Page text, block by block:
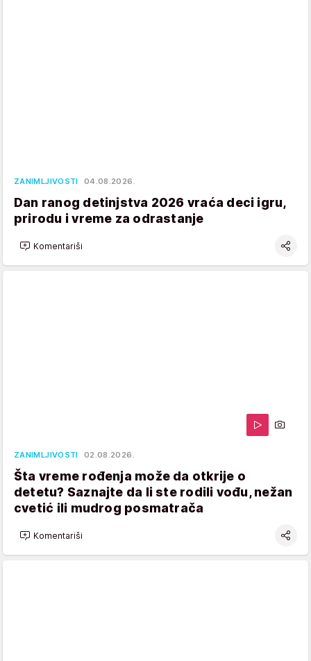
ZANIMLJIVOSTI 04.08.2026.
Dan ranog detinjstva 2026 vraća deci igru,
prirodu i vreme za odrastanje
Komentariši
ZANIMLJIVOSTI 02.08.2026.
Šta vreme rođenja može da otkrije o
detetu? Saznajte da li ste rodili vođu, nežan
cvetić ili mudrog posmatrača
Komentariši